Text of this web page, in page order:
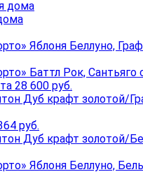
Яблоня Беллуно,
Баттл Рок, Сантьяго
28 600 руб.
Дуб крафт золотой/
руб.
Дуб крафт золотой/
Яблоня Беллуно,